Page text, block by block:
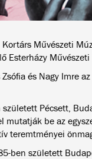
Művészeti
Esterházy
Zsófia és Nagy Imre
született Pécsett,
mutatják be az
teremtményei
ben született